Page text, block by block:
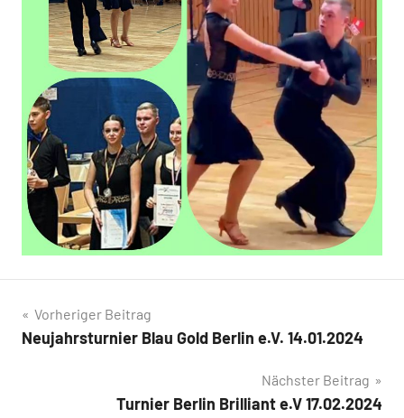
Beitragsnavigation
Vorheriger Beitrag
Neujahrsturnier Blau Gold Berlin e.V. 14.01.2024
Nächster Beitrag
Turnier Berlin Brilliant e.V 17.02.2024